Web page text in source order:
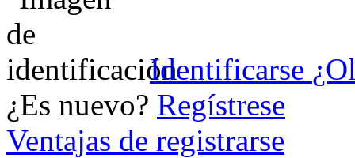
Identificarse
¿Es nuevo? Regístrese
Ventajas de registrarse